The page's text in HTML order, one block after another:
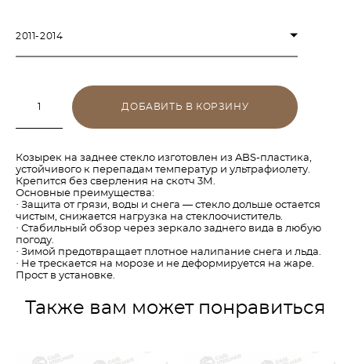
2011-2014
ДОБАВИТЬ В КОРЗИНУ
Козырек на заднее стекло изготовлен из ABS-пластика,
устойчивого к перепадам температур и ультрафиолету.
Крепится без сверления на скотч 3М.
Основные преимущества:
· Защита от грязи, воды и снега — стекло дольше остается
чистым, снижается нагрузка на стеклоочиститель.
· Стабильный обзор через зеркало заднего вида в любую
погоду.
· Зимой предотвращает плотное налипание снега и льда.
· Не трескается на морозе и не деформируется на жаре.
Прост в установке.
Также вам может понравиться